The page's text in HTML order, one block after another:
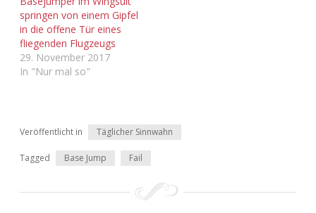
Adventskalender 2022
Adventskalender 2023
springen von einem Gipfel
in die offene Tür eines
fliegenden Flugzeugs
29. November 2017
In "Nur mal so"
Veröffentlicht in Täglicher Sinnwahn
Tagged Base Jump Fail